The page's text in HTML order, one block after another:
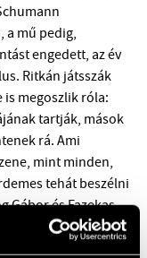
a mű pedig,
engedett, az év
Ritkán játsszák
is megoszlik róla:
tartják, mások
rá. Ami
mint minden,
tehát beszélni
Gábor és Fazekas
fog húzni
személyén túl